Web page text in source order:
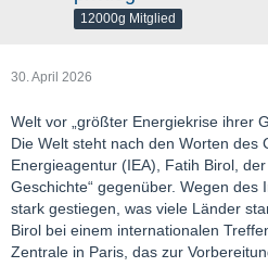
12000g Mitglied
30. April 2026
Welt vor „größter Energiekrise ihrer
Die Welt steht nach den Worten des
Energieagentur (IEA), Fatih Birol,
Geschichte“ gegenüber. Wegen des
stark gestiegen, was viele Länder
Birol bei einem internationalen
Zentrale in Paris, das zur